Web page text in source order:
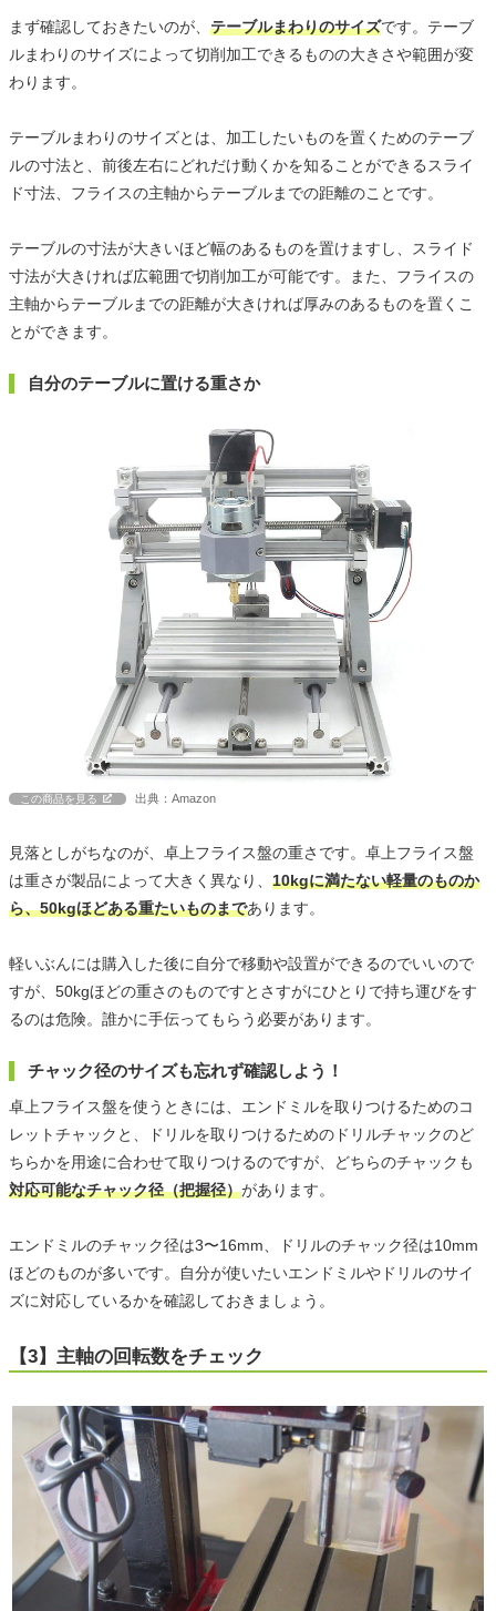
まず確認しておきたいのが、 テーブルまわりのサイズです。テーブ
ルまわりのサイズによって切削加工できるものの大きさや範囲が変
わります。
テーブルまわりのサイズとは、加工したいものを置くためのテーブ
ルの寸法と、前後左右にどれだけ動くかを知ることができるスライ
ド寸法、フライスの主軸からテーブルまでの距離のことです。
テーブルの寸法が大きいほど幅のあるものを置けますし、スライド
寸法が大きければ広範囲で切削加工が可能です。また、フライスの
主軸からテーブルまでの距離が大きければ厚みのあるものを置くこ
とができます。
自分のテーブルに置ける重さか
この商品を見る 出典：Amazon
見落としがちなのが、卓上フライス盤の重さです。卓上フライス盤
は重さが製品によって大きく異なり、 10kgに満たない軽量のものか
ら、50kgほどある重たいものまであります。
軽いぶんには購入した後に自分で移動や設置ができるのでいいので
すが、50kgほどの重さのものですとさすがにひとりで持ち運びをす
るのは危険。誰かに手伝ってもらう必要があります。
チャック径のサイズも忘れず確認しよう！
卓上フライス盤を使うときには、エンドミルを取りつけるためのコ
レットチャックと、ドリルを取りつけるためのドリルチャックのど
ちらかを用途に合わせて取りつけるのですが、どちらのチャックも
対応可能なチャック径（把握径）があります。
エンドミルのチャック径は3〜16mm、ドリルのチャック径は10mm
ほどのものが多いです。自分が使いたいエンドミルやドリルのサイ
ズに対応しているかを確認しておきましょう。
【3】主軸の回転数をチェック